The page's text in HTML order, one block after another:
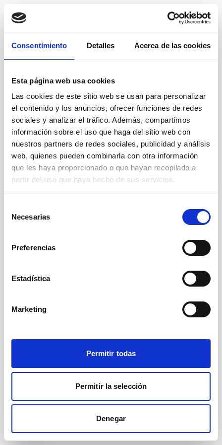
Consentimiento Detalles Acerca de las cookies
Esta página web usa cookies
Las cookies de este sitio web se usan para personalizar
el contenido y los anuncios, ofrecer funciones de redes
sociales y analizar el tráfico. Además, compartimos
información sobre el uso que haga del sitio web con
nuestros partners de redes sociales, publicidad y análisis
web, quienes pueden combinarla con otra información
que les haya proporcionado o que hayan recopilado a
partir del uso que haya hecho de sus servicios.
Necesarias
Preferencias
Estadística
Marketing
Permitir todas
Permitir la selección
Denegar
404
Página no encontrada
La ruta /curso/atencion-sociosanitaria-a-personas-en-